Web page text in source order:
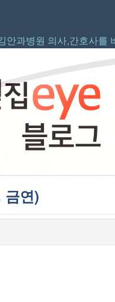
안과병원 의사,간호사를
금연)